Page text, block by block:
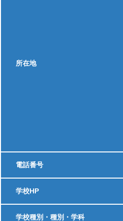
所在地
電話番号
学校HP
学校種別・種別・学科